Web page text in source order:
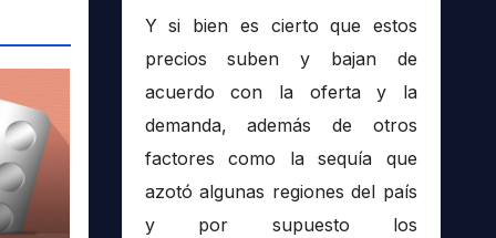
Y si bien es cierto que estos
precios suben y bajan de
acuerdo con la oferta y la
demanda, además de otros
factores como la sequía que
azotó algunas regiones del país
y por supuesto los